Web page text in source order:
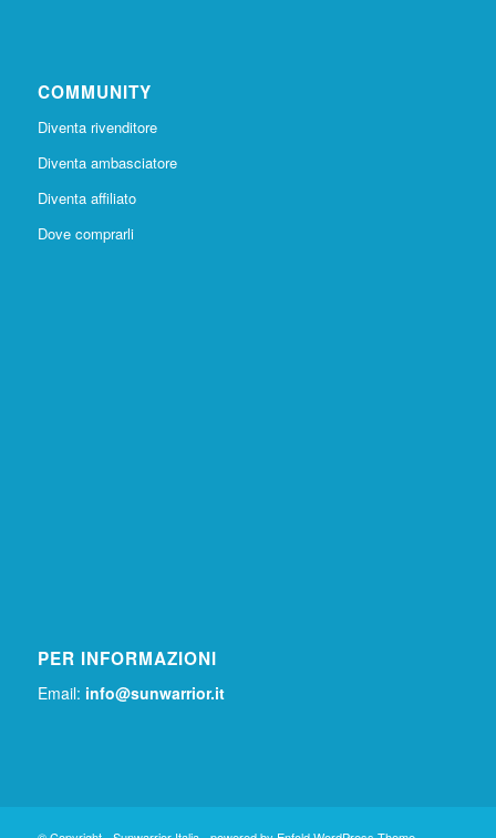
COMMUNITY
Diventa rivenditore
Diventa ambasciatore
Diventa affiliato
Dove comprarli
PER INFORMAZIONI
Email: info@sunwarrior.it